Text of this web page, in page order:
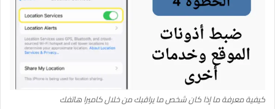
كيفية معرفة ما إذا كان شخص ما يراقبك من خلال كاميرا هاتفك